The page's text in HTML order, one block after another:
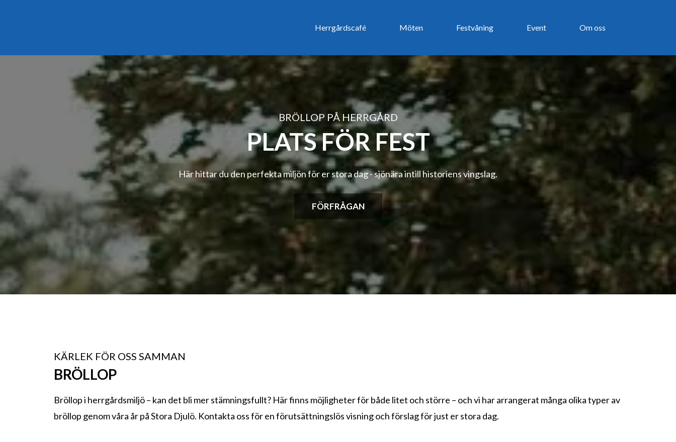
Herrgårdscafé Möten Festvåning Event Om oss
BRÖLLOP PÅ HERRGÅRD
PLATS FÖR FEST
Här hittar du den perfekta miljön för er stora dag - sjönära intill historiens vingslag.
FÖRFRÅGAN
KÄRLEK FÖR OSS SAMMAN
BRÖLLOP
Bröllop i herrgårdsmiljö – kan det bli mer stämningsfullt? Här finns möjligheter för både litet och större – och vi har arrangerat många olika typer av
bröllop genom våra år på Stora Djulö. Kontakta oss för en förutsättningslös visning och förslag för just er stora dag.